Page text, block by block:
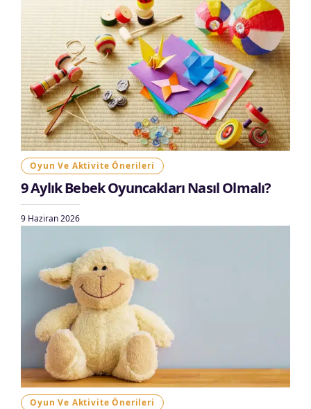
Oyun Ve Aktivite Önerileri
9 Aylık Bebek Oyuncakları Nasıl Olmalı?
9 Haziran 2026
Oyun Ve Aktivite Önerileri